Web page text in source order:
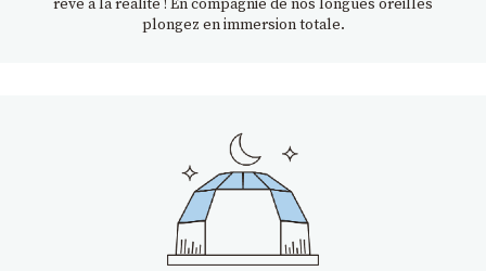
rêve à la réalité ! En compagnie de nos longues oreilles
plongez en immersion totale.